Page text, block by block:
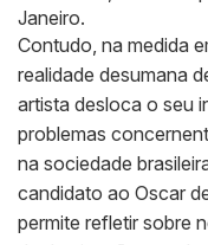
Janeiro.
Contudo, na medida
realidade desumana
artista desloca o seu
problemas
na sociedade
candidato ao Oscar
permite refletir sobre